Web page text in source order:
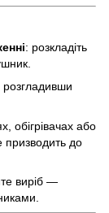
: розкладіть
розгладивши
обігрівачах або
до
виріб —